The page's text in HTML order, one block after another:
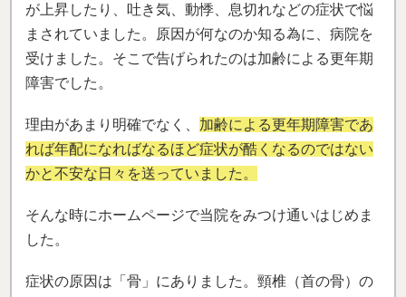
が上昇したり、吐き気、動悸、息切れなどの症状で悩
まされていました。
原因が何なのか知る為に、病院を
受けました。そこで告げられたのは加齢による更年期
障害でした。
理由があまり明確でなく、 加齢による更年期障害であ
れば年配になればなるほど症状が酷くなるのではない
かと不安な日々を送っていました。
そんな時にホームページで当院をみつけ通いはじめま
した。
症状の原因は「骨」にありました。頸椎（首の骨）の